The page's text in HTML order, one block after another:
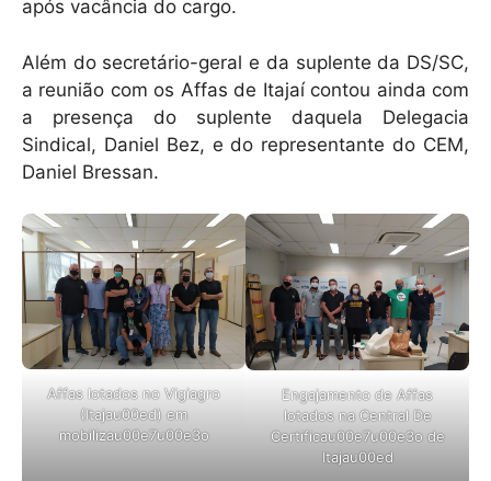
após vacância do cargo.
Além do secretário-geral e da suplente da DS/SC,
a reunião com os Affas de Itajaí contou ainda com
a presença do suplente daquela Delegacia
Sindical, Daniel Bez, e do representante do CEM,
Daniel Bressan.
Affas lotados no Vigiagro
(Itajau00ed) em
mobilizau00e7u00e3o
Engajamento de Affas
lotados na Central De
Certificau00e7u00e3o de
Itajau00ed